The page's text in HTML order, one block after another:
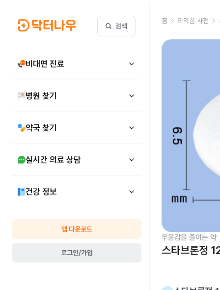
검색
비대면 진료
병원 찾기
약국 찾기
실시간 의료 상담
건강 정보
앱 다운로드
로그인/가입
홈 의약품 사전
우울감을 줄이는 약
스타브론정